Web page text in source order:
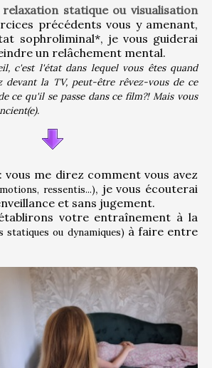
statique ou visualisation
précédents vous y amenant,
sophroliminal*, je vous guiderai
un relâchement mental.
c'est l'état dans lequel vous êtes quand
devant la TV, peut-être rêvez-vous de ce
ce qu'il se passe dans ce film?! Mais vous
: vous me direz comment vous avez
ressentis...), je vous écouterai
et sans jugement.
votre entraînement à la
statiques ou dynamiques) à faire entre